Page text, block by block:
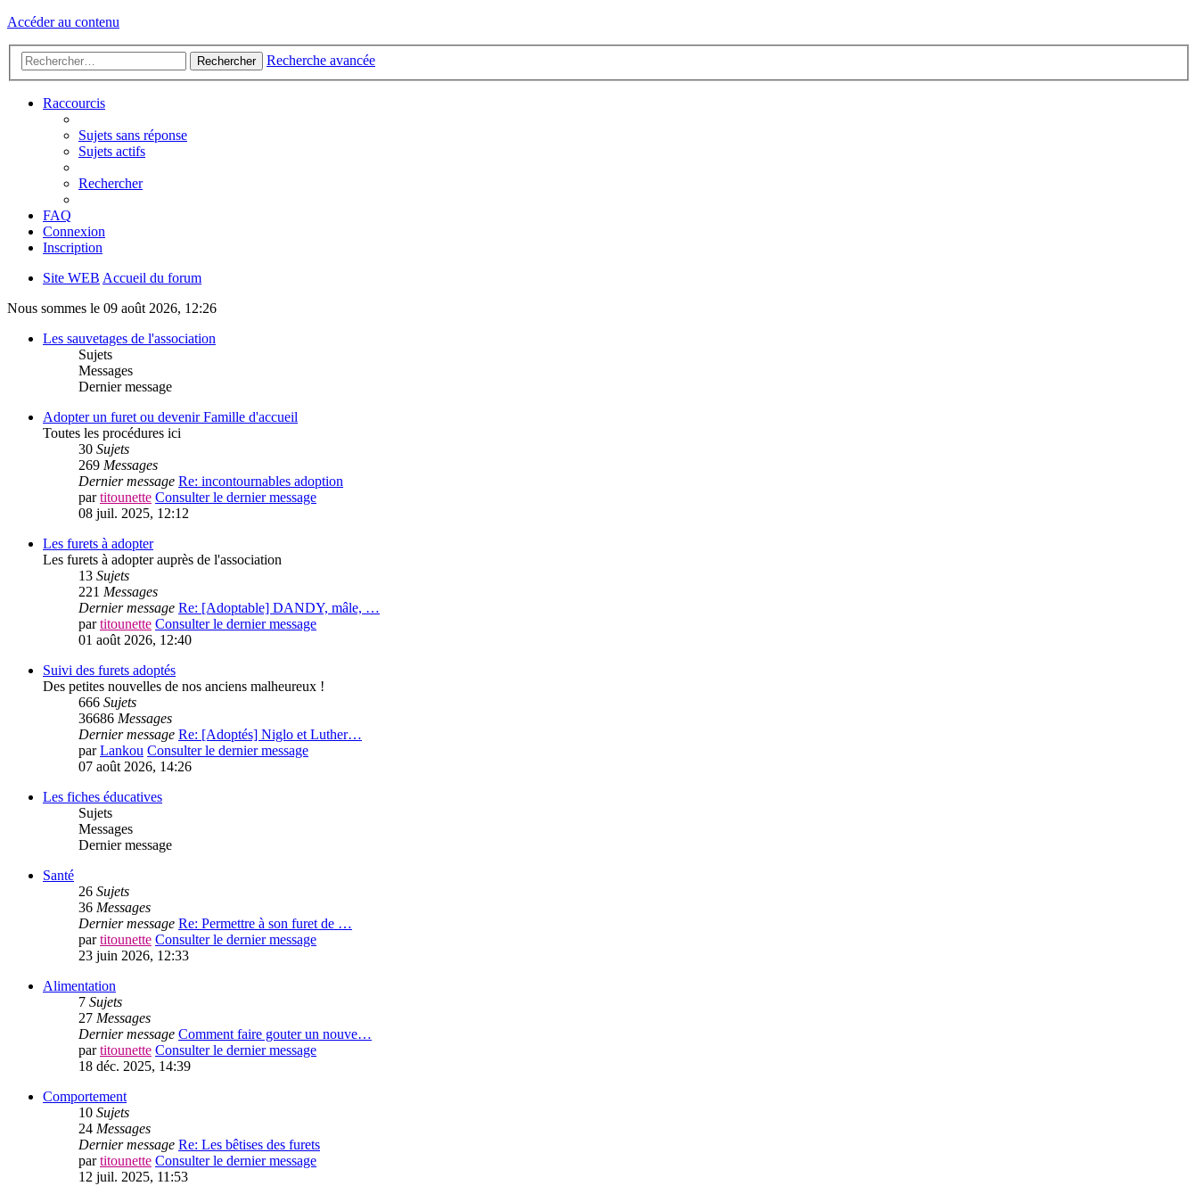
Accéder au contenu
Rechercher Recherche avancée
Raccourcis
Sujets sans réponse
Sujets actifs
Rechercher
FAQ
Connexion
Inscription
Site WEB Accueil du forum
Nous sommes le 09 août 2026, 12:26
Les sauvetages de l'association
Sujets
Messages
Dernier message
Adopter un furet ou devenir Famille d'accueil
Toutes les procédures ici
30 Sujets
269 Messages
Dernier message Re: incontournables adoption
partitounette Consulter le dernier message
08 juil. 2025, 12:12
Les furets à adopter
Les furets à adopter auprès de l'association
13 Sujets
221 Messages
Dernier message Re: [Adoptable] DANDY, mâle, …
partitounette Consulter le dernier message
01 août 2026, 12:40
Suivi des furets adoptés
Des petites nouvelles de nos anciens malheureux !
666 Sujets
36686 Messages
Dernier message Re: [Adoptés] Niglo et Luther…
parLankou Consulter le dernier message
07 août 2026, 14:26
Les fiches éducatives
Sujets
Messages
Dernier message
Santé
26 Sujets
36 Messages
Dernier message Re: Permettre à son furet de …
partitounette Consulter le dernier message
23 juin 2026, 12:33
Alimentation
7 Sujets
27 Messages
Dernier message Comment faire gouter un nouve…
partitounette Consulter le dernier message
18 déc. 2025, 14:39
Comportement
10 Sujets
24 Messages
Dernier message Re: Les bêtises des furets
partitounette Consulter le dernier message
12 juil. 2025, 11:53